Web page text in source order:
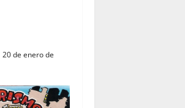
20 de enero de